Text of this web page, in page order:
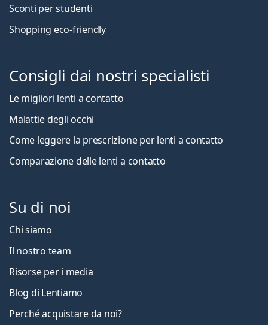
Sconti per studenti
Shopping eco-friendly
Consigli dai nostri specialisti
Le migliori lenti a contatto
Malattie degli occhi
Come leggere la prescrizione per lenti a contatto
Comparazione delle lenti a contatto
Su di noi
Chi siamo
Il nostro team
Risorse per i media
Blog di Lentiamo
Perché acquistare da noi?